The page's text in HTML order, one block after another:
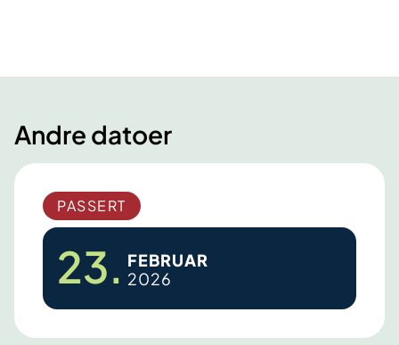
Andre datoer
PASSERT
23. FEBRUAR
2026